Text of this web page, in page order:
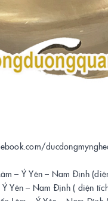
– Ý Yên – Nam Định
Yên – Nam Định ( diện